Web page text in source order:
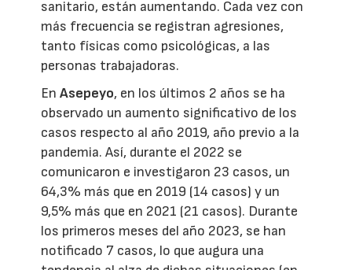
sanitario, están aumentando. Cada vez con
más frecuencia se registran agresiones,
tanto físicas como psicológicas, a las
personas trabajadoras.
En Asepeyo, en los últimos 2 años se ha
observado un aumento significativo de los
casos respecto al año 2019, año previo a la
pandemia. Así, durante el 2022 se
comunicaron e investigaron 23 casos, un
64,3% más que en 2019 (14 casos) y un
9,5% más que en 2021 (21 casos). Durante
los primeros meses del año 2023, se han
notificado 7 casos, lo que augura una